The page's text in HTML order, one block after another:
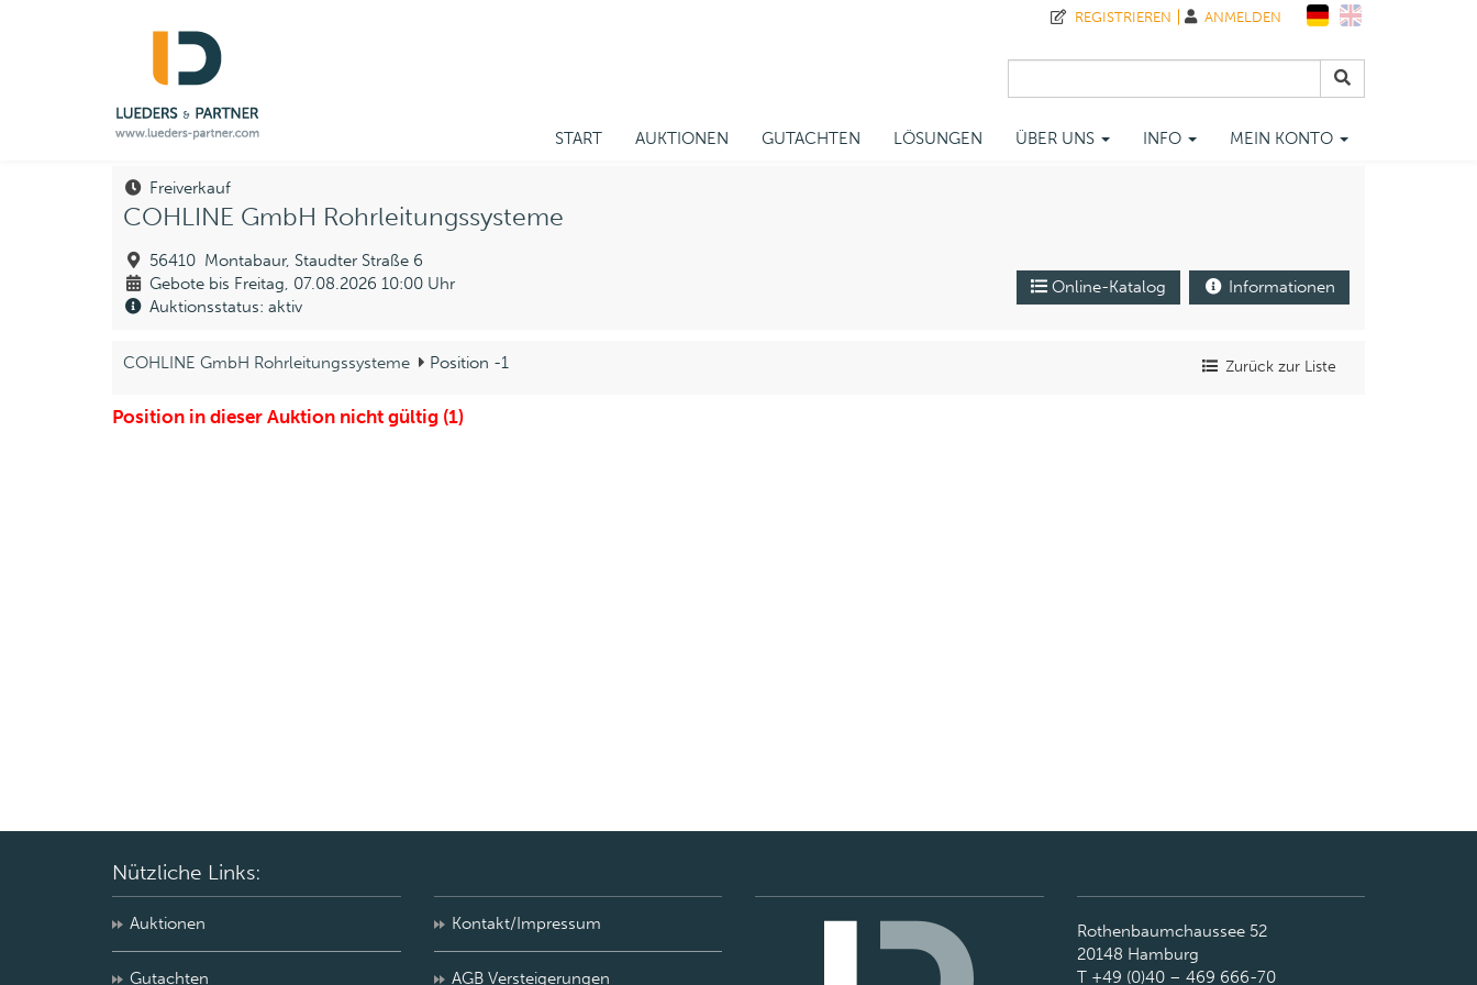
START AUKTIONEN GUTACHTEN LÖSUNGEN ÜBER UNS INFO MEIN KONTO
REGISTRIEREN ANMELDEN
Freiverkauf
COHLINE GmbH Rohrleitungssysteme
56410 Montabaur, Staudter Straße 6
Gebote bis Freitag, 07.08.2026 10:00 Uhr
Auktionsstatus: aktiv
Online-Katalog Informationen
COHLINE GmbH Rohrleitungssysteme Position -1 Zurück zur Liste
Position in dieser Auktion nicht gültig (1)
Nützliche Links:
Auktionen
Gutachten
Kontakt/Impressum
AGB Versteigerungen
Rothenbaumchaussee 52
20148 Hamburg
T +49 (0)40 – 469 666-70